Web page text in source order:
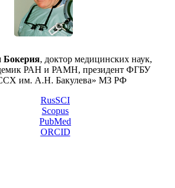
Бокерия, доктор медицинских наук,
РАН и РАМН, президент ФГБУ
им. А.Н. Бакулева» МЗ РФ
RusSCI
Scopus
PubMed
ORCID